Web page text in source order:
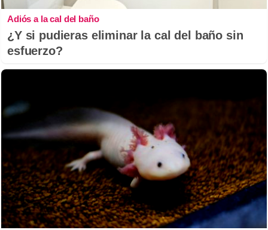
Adiós a la cal del baño
¿Y si pudieras eliminar la cal del baño sin
esfuerzo?